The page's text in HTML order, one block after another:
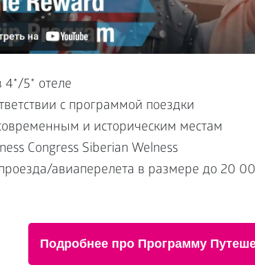
5* отеле
с программой поездки
и историческим местам
Congress Siberian Welness
авиаперелета в размере до 20
Подробнее про Программу